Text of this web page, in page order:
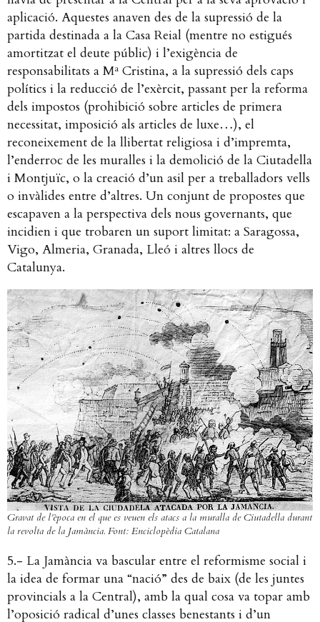
aplicació. Aquestes anaven des de la supressió de la
partida destinada a la Casa Reial (mentre no estigués
amortitzat el deute públic) i l’exigència de
responsabilitats a Mª Cristina, a la supressió dels caps
polítics i la reducció de l’exèrcit, passant per la reforma
dels impostos (prohibició sobre articles de primera
necessitat, imposició als articles de luxe…), el
reconeixement de la llibertat religiosa i d’impremta,
l’enderroc de les muralles i la demolició de la Ciutadella
i Montjuïc, o la creació d’un asil per a treballadors vells
o invàlides entre d’altres. Un conjunt de propostes que
escapaven a la perspectiva dels nous governants, que
incidien i que trobaren un suport limitat: a Saragossa,
Vigo, Almeria, Granada, Lleó i altres llocs de
Catalunya.
Gravat de l’època en el que es veuen els atacs a la muralla de Ciutadella durant
la revolta de la Jamància. Font: Enciclopèdia Catalana
5.- La Jamància va bascular entre el reformisme social i
la idea de formar una “nació” des de baix (de les juntes
provincials a la Central), amb la qual cosa va topar amb
l’oposició radical d’unes classes benestants i d’un